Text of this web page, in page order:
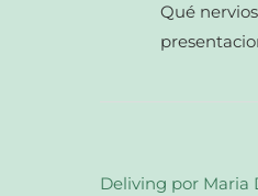
Qué
Deliving por Maria